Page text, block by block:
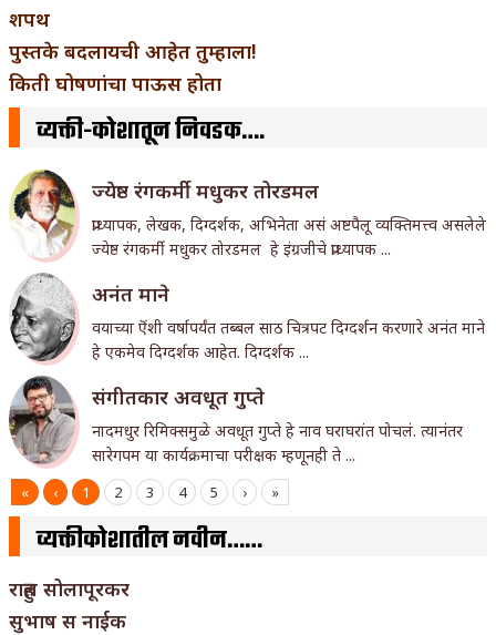
शपथ
पुस्तके बदलायची आहेत तुम्हाला!
किती घोषणांचा पाऊस होता
व्यक्ती-कोशातून निवडक….
ज्येष्ठ रंगकर्मी मधुकर तोरडमल
प्राध्यापक, लेखक, दिग्दर्शक, अभिनेता असं अष्टपैलू व्यक्तिमत्त्व असलेले
ज्येष्ठ रंगकर्मी मधुकर तोरडमल हे इंग्रजीचे प्राध्यापक ...
अनंत माने
वयाच्या ऎंशी वर्षापर्यंत तब्बल साठ चित्रपट दिग्दर्शन करणारे अनंत माने
हे एकमेव दिग्दर्शक आहेत. दिग्दर्शक ...
संगीतकार अवधूत गुप्ते
नादमधुर रिमिक्समुळे अवधूत गुप्ते हे नाव घराघरांत पोचलं. त्यानंतर
सारेगपम या कार्यक्रमाचा परीक्षक म्हणूनही ते ...
« ‹ 1 2 3 4 5 › »
व्यक्तीकोशातील नवीन……
राहुल सोलापूरकर
सुभाष स नाईक